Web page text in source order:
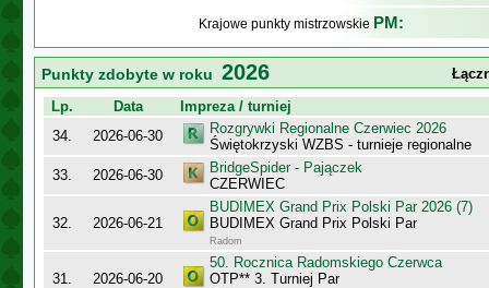
Krajowe punkty mistrzowskie PM:
Punkty zdobyte w roku 2026
Lp.
Data
Impreza / turniej
34.
2026-06-30
Rozgrywki Regionalne Czerwiec 2026
Świętokrzyski WZBS - turnieje regionalne
33.
2026-06-30
BridgeSpider - Pajączek
CZERWIEC
32. 2026-06-21
BUDIMEX Grand Prix Polski Par 2026 (7)
BUDIMEX Grand Prix Polski Par
Radom
31. 2026-06-20
50. Rocznica Radomskiego Czerwca
OTP** 3. Turniej Par